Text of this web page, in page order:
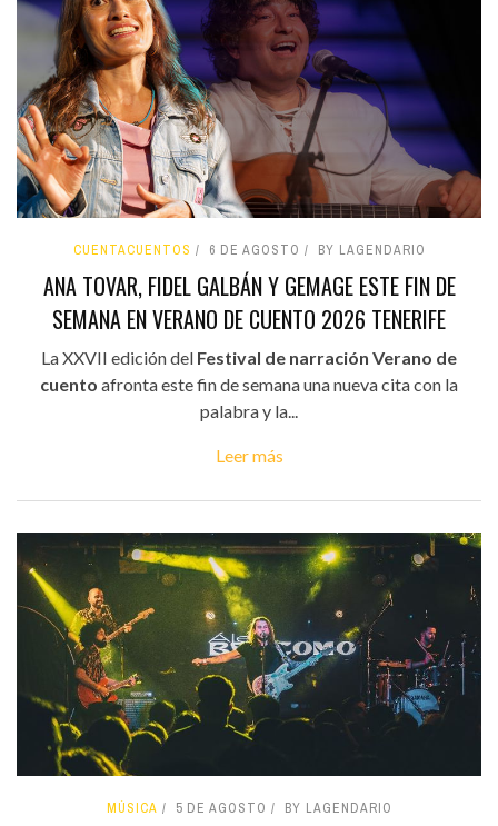
CUENTACUENTOS 6 DE AGOSTO BY LAGENDARIO
ANA TOVAR, FIDEL GALBÁN Y GEMAGE ESTE FIN DE
SEMANA EN VERANO DE CUENTO 2026 TENERIFE
La XXVII edición del Festival de narración Verano de
cuento afronta este fin de semana una nueva cita con la
palabra y la...
Leer más
MÚSICA 5 DE AGOSTO BY LAGENDARIO